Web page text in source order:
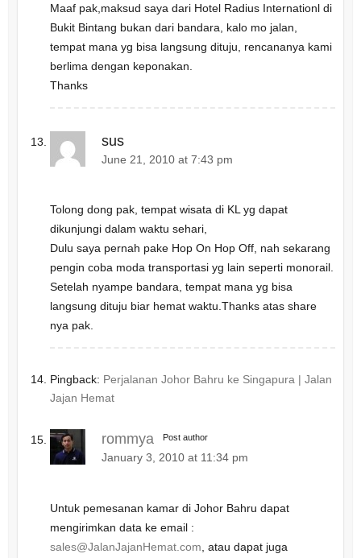
Maaf pak,maksud saya dari Hotel Radius Internationl di
Bukit Bintang bukan dari bandara, kalo mo jalan,
tempat mana yg bisa langsung dituju, rencananya kami
berlima dengan keponakan.
Thanks
sus
June 21, 2010 at 7:43 pm
Tolong dong pak, tempat wisata di KL yg dapat
dikunjungi dalam waktu sehari,
Dulu saya pernah pake Hop On Hop Off, nah sekarang
pengin coba moda transportasi yg lain seperti monorail.
Setelah nyampe bandara, tempat mana yg bisa
langsung dituju biar hemat waktu.Thanks atas share
nya pak.
Pingback: Perjalanan Johor Bahru ke Singapura | Jalan
Jajan Hemat
rommya Post author
January 3, 2010 at 11:34 pm
Untuk pemesanan kamar di Johor Bahru dapat
mengirimkan data ke email :
sales@JalanJajanHemat.com , atau dapat juga